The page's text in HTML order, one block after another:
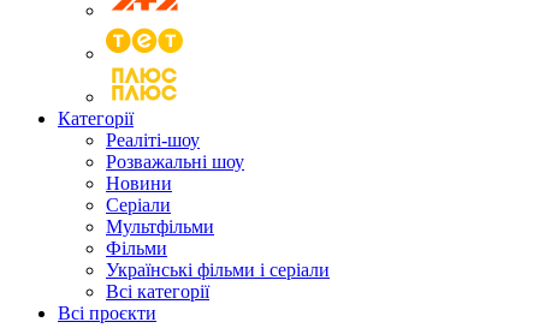
Категорії
Реаліті-шоу
Розважальні шоу
Новини
Серіали
Мультфільми
Фільми
Українські фільми і серіали
Всі категорії
Всі проєкти